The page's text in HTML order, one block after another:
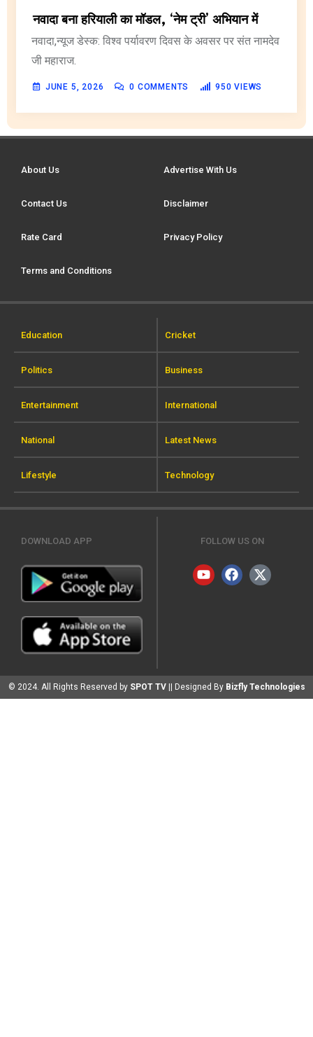
नवादा बना हरियाली का मॉडल, ‘नेम ट्री’ अभियान में
नवादा,न्यूज डेस्क: विश्व पर्यावरण दिवस के अवसर पर संत नामदेव
जी महाराज.
JUNE 5, 2026 0 COMMENTS 950 VIEWS
About Us Advertise With Us
Contact Us Disclaimer
Rate Card Privacy Policy
Terms and Conditions
Education Cricket
Politics Business
Entertainment International
National Latest News
Lifestyle Technology
DOWNLOAD APP FOLLOW US ON
© 2024. All Rights Reserved by SPOT TV || Designed By Bizfly Technologies